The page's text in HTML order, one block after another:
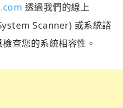
透過我們的線上
Scanner) 或系統諮
查您的系統相容性。